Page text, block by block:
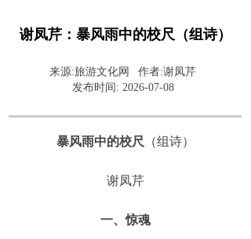
谢凤芹：暴风雨中的校尺（组诗）
来源:旅游文化网 作者:谢凤芹
发布时间: 2026-07-08
暴风雨中的校尺 （组诗）
谢凤芹
一、惊魂